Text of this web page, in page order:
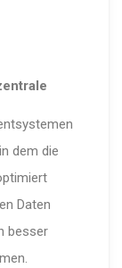
dem die
Daten
besser